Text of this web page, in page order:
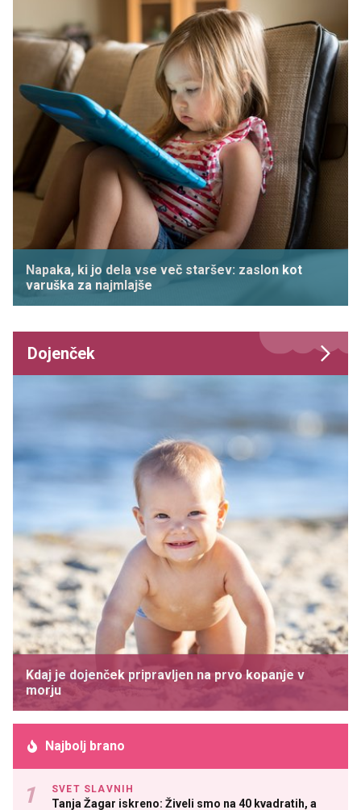
Napaka, ki jo dela vse več staršev: zaslon kot
varuška za najmlajše
Dojenček
Kdaj je dojenček pripravljen na prvo kopanje v
morju
Najbolj brano
SVET SLAVNIH
Tanja Žagar iskreno: Živeli smo na 40 kvadratih, a